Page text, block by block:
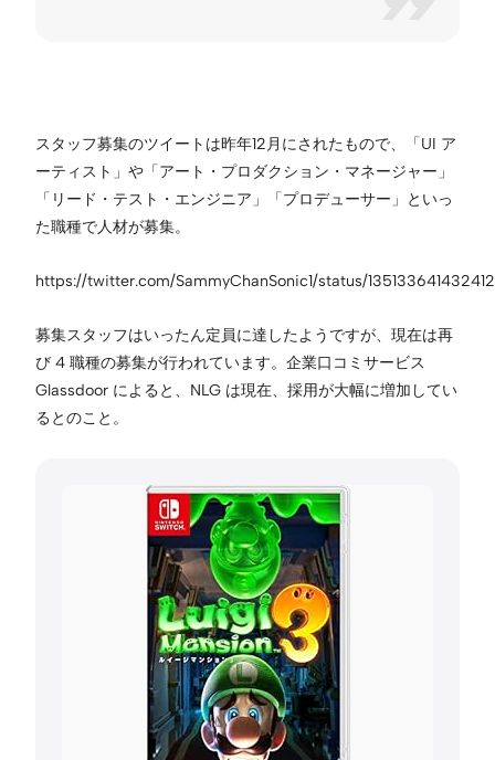
スタッフ募集のツイートは昨年12月にされたもので、「UI ア
ーティスト」や「アート・プロダクション・マネージャー」
「リード・テスト・エンジニア」「プロデューサー」といっ
た職種で人材が募集。
https://twitter.com/SammyChanSonic1/status/
募集スタッフはいったん定員に達したようですが、現在は再
び 4 職種の募集が行われています。企業口コミサービス
Glassdoor によると、NLG は現在、採用が大幅に増加してい
るとのこと。